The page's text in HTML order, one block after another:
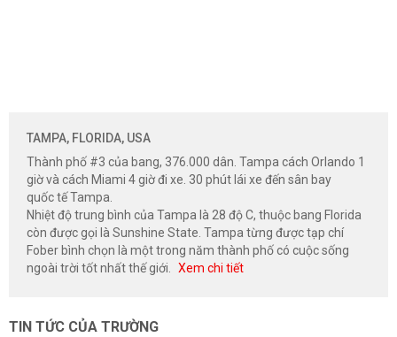
TAMPA, FLORIDA, USA
Thành phố #3 của bang, 376.000 dân. Tampa cách Orlando 1
giờ và cách Miami 4 giờ đi xe. 30 phút lái xe đến sân bay
quốc tế Tampa.
Nhiệt độ trung bình của Tampa là 28 độ C, thuộc bang Florida
còn được gọi là Sunshine State. Tampa từng được tạp chí
Fober bình chọn là một trong năm thành phố có cuộc sống
ngoài trời tốt nhất thế giới.
Xem chi tiết
TIN TỨC CỦA TRƯỜNG